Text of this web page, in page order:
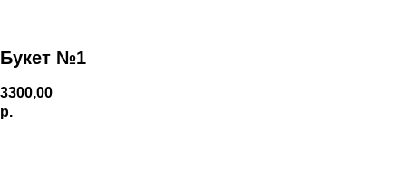
Букет №1
3300,00
р.